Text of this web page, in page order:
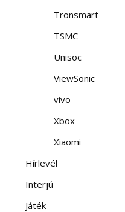
Tronsmart
TSMC
Unisoc
ViewSonic
vivo
Xbox
Xiaomi
Hírlevél
Interjú
Játék